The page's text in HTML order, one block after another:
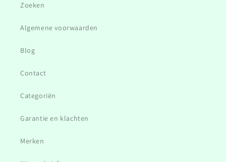
Zoeken
Algemene voorwaarden
Blog
Contact
Categoriën
Garantie en klachten
Merken